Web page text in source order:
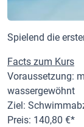
Spielend die
Facts zum Kurs
Voraussetzung:
wassergewöhnt
Ziel:
Preis: 140,80 €*